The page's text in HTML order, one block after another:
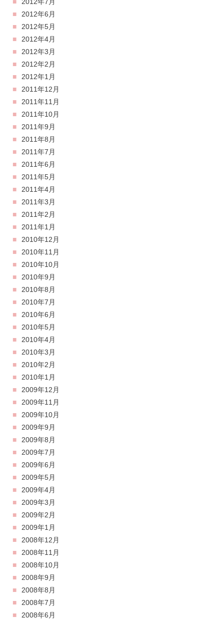
2012年7月
2012年6月
2012年5月
2012年4月
2012年3月
2012年2月
2012年1月
2011年12月
2011年11月
2011年10月
2011年9月
2011年8月
2011年7月
2011年6月
2011年5月
2011年4月
2011年3月
2011年2月
2011年1月
2010年12月
2010年11月
2010年10月
2010年9月
2010年8月
2010年7月
2010年6月
2010年5月
2010年4月
2010年3月
2010年2月
2010年1月
2009年12月
2009年11月
2009年10月
2009年9月
2009年8月
2009年7月
2009年6月
2009年5月
2009年4月
2009年3月
2009年2月
2009年1月
2008年12月
2008年11月
2008年10月
2008年9月
2008年8月
2008年7月
2008年6月